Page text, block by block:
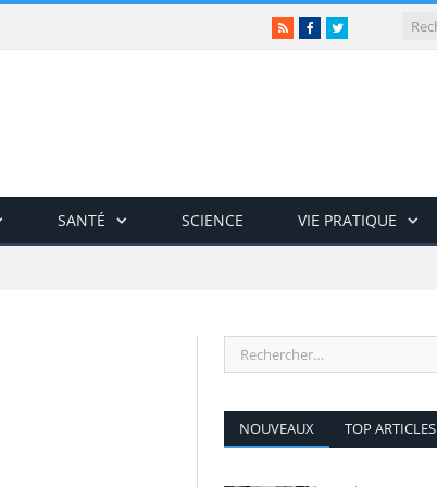
RSSFacebookTwitter
SANTÉ SCIENCE VIE PRATIQUE
NOUVEAUX TOP ARTICLES